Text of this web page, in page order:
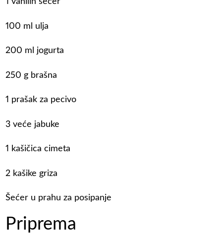
100 ml ulja
200 ml jogurta
250 g brašna
1 prašak za pecivo
3 veće jabuke
1 kašičica cimeta
2 kašike griza
Šećer u prahu za posipanje
Priprema